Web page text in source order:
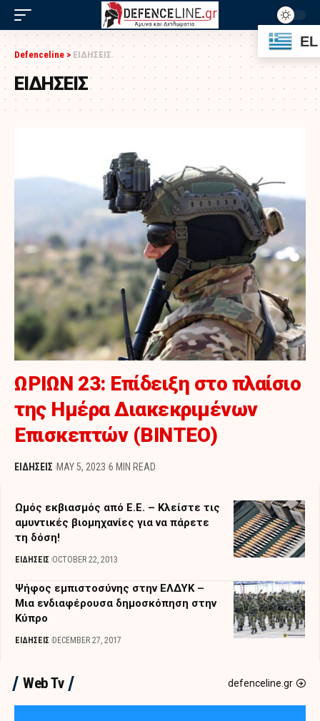
Defenceline > ΕΙΔΗΣΕΙΣ
ΕΙΔΗΣΕΙΣ
ΩΡΙΩΝ 23: Επίδειξη στο πλαίσιο
της Ημέρα Διακεκριμένων
Επισκεπτών (ΒΙΝΤΕΟ)
ΕΙΔΗΣΕΙΣ MAY 5, 2023 6 MIN READ
Ωμός εκβιασμός από Ε.Ε. – Κλείστε τις
αμυντικές βιομηχανίες για να πάρετε
τη δόση!
ΕΙΔΗΣΕΙΣ OCTOBER 22, 2013
Ψήφος εμπιστοσύνης στην ΕΛΔΥΚ –
Μια ενδιαφέρουσα δημοσκόπηση στην
Κύπρο
ΕΙΔΗΣΕΙΣ DECEMBER 27, 2017
Web Tv defenceline.gr
EL